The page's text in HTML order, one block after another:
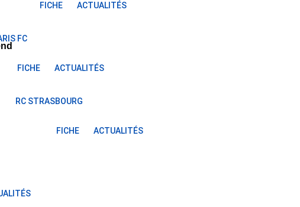
FICHE ACTUALITÉS
FC
FICHE ACTUALITÉS
RC STRASBOURG
FICHE ACTUALITÉS